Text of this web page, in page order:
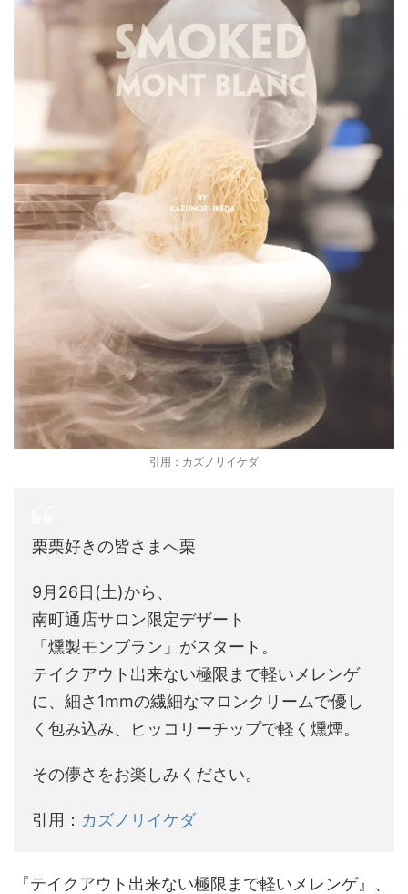
引用：カズノリイケダ
栗栗好きの皆さまへ栗
9月26日(土)から、
南町通店サロン限定デザート
「燻製モンブラン」がスタート。
テイクアウト出来ない極限まで軽いメレンゲ
に、細さ1mmの繊細なマロンクリームで優し
く包み込み、ヒッコリーチップで軽く燻煙。
その儚さをお楽しみください。
引用： カズノリイケダ
『テイクアウト出来ない極限まで軽いメレンゲ』、